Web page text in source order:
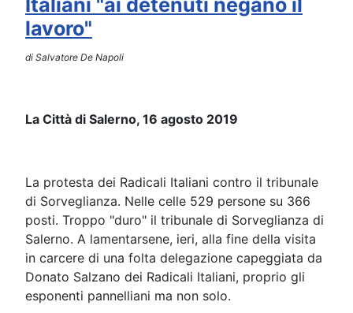
lavoro"
di Salvatore De Napoli
La Città di Salerno, 16 agosto 2019
La protesta dei Radicali Italiani contro il tribunale
di Sorveglianza. Nelle celle 529 persone su 366
posti. Troppo "duro" il tribunale di Sorveglianza di
Salerno. A lamentarsene, ieri, alla fine della visita
in carcere di una folta delegazione capeggiata da
Donato Salzano dei Radicali Italiani, proprio gli
esponenti pannelliani ma non solo.